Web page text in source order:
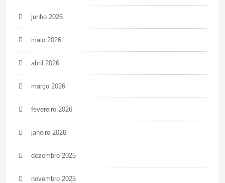
junho 2026
maio 2026
abril 2026
março 2026
fevereiro 2026
janeiro 2026
dezembro 2025
novembro 2025